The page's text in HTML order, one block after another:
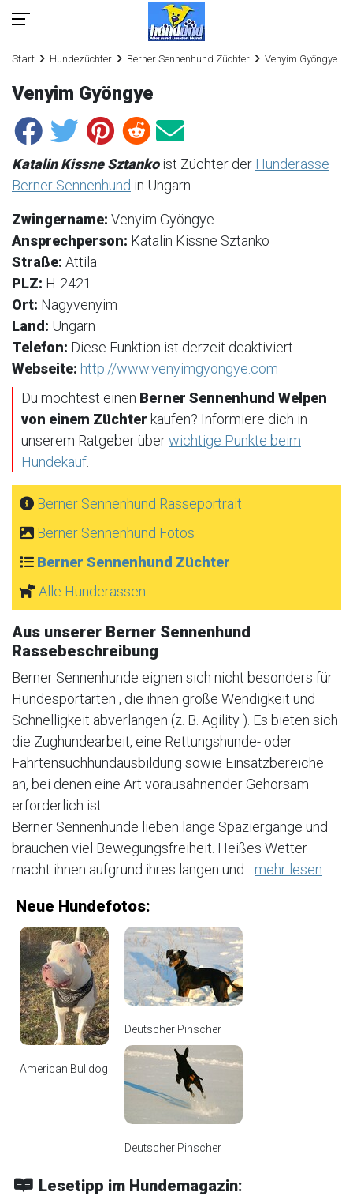
Start Hundezüchter Berner Sennenhund Züchter Venyim Gyöngye
Venyim Gyöngye
Katalin Kissne Sztankoist Züchter der Hunderasse
Berner Sennenhund in Ungarn.
Zwingername: Venyim Gyöngye
Ansprechperson: Katalin Kissne Sztanko
Straße: Attila
PLZ: H-2421
Ort: Nagyvenyim
Land: Ungarn
Telefon: Diese Funktion ist derzeit deaktiviert.
Webseite: http://www.venyimgyongye.com
Du möchtest einen Berner Sennenhund Welpen
von einem Züchter kaufen? Informiere dich in
unserem Ratgeber überwichtige Punkte beim
Hundekauf
Berner Sennenhund Rasseportrait
Berner Sennenhund Fotos
Berner Sennenhund Züchter
Alle Hunderassen
Aus unserer Berner Sennenhund
Rassebeschreibung
Berner Sennenhunde eignen sich nicht besonders für
Hundesportarten , die ihnen große Wendigkeit und
Schnelligkeit abverlangen (z. B. Agility ). Es bieten sich
die Zughundearbeit, eine Rettungshunde- oder
Fährtensuchhundausbildung sowie Einsatzbereiche
an, bei denen eine Art vorausahnender Gehorsam
erforderlich ist.
Berner Sennenhunde lieben lange Spaziergänge und
brauchen viel Bewegungsfreiheit. Heißes Wetter
macht ihnen aufgrund ihres langen und... mehr lesen
Neue Hundefotos:
American Bulldog
Deutscher Pinscher
Deutscher Pinscher
Lesetipp im Hundemagazin: